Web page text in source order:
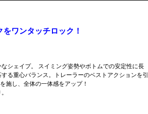
ワンタッチロック！
シェイプ。 スイミング姿勢やボトムでの安定性に長
る重心バランス。トレーラーのベストアクションを引
施し、全体の一体感をアップ！